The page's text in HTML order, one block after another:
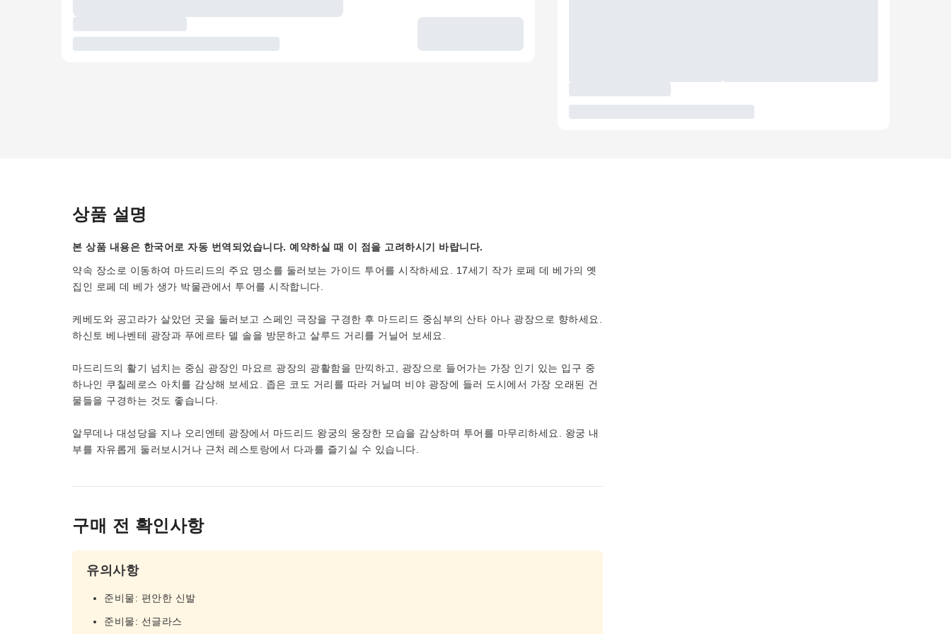
상품 설명
본 상품 내용은 한국어로 자동 번역되었습니다. 예약하실 때 이 점을 고려하시기 바랍니다.
약속 장소로 이동하여 마드리드의 주요 명소를 둘러보는 가이드 투어를 시작하세요. 17세기 작가 로페 데 베가의 옛
집인 로페 데 베가 생가 박물관에서 투어를 시작합니다.
케베도와 공고라가 살았던 곳을 둘러보고 스페인 극장을 구경한 후 마드리드 중심부의 산타 아나 광장으로 향하세요.
하신토 베나벤테 광장과 푸에르타 델 솔을 방문하고 살루드 거리를 거닐어 보세요.
마드리드의 활기 넘치는 중심 광장인 마요르 광장의 광활함을 만끽하고, 광장으로 들어가는 가장 인기 있는 입구 중
하나인 쿠칠레로스 아치를 감상해 보세요. 좁은 코도 거리를 따라 거닐며 비야 광장에 들러 도시에서 가장 오래된 건
물들을 구경하는 것도 좋습니다.
알무데나 대성당을 지나 오리엔테 광장에서 마드리드 왕궁의 웅장한 모습을 감상하며 투어를 마무리하세요. 왕궁 내
부를 자유롭게 둘러보시거나 근처 레스토랑에서 다과를 즐기실 수 있습니다.
구매 전 확인사항
유의사항
준비물: 편안한 신발
준비물: 선글라스